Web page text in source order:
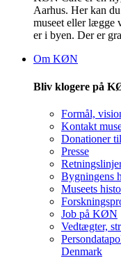
Aarhus. Her kan
museet eller lægge
er i byen. Der er
Om KØN
Bliv klogere på
Formål,
Kontakt
Donationer
Presse
Bygningens
Museets
Job på KØN
Vedtægter,
Denmark